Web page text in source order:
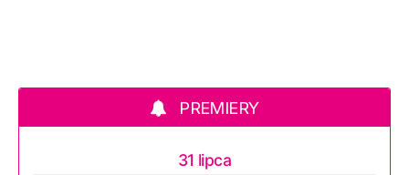
PREMIERY
31 lipca